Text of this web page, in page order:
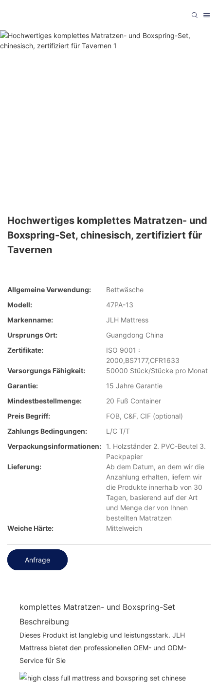
Hochwertiges komplettes Matratzen- und
Boxspring-Set, chinesisch, zertifiziert für
Tavernen
Allgemeine Verwendung:
Bettwäsche
Modell:
47PA-13
Markenname:
JLH Mattress
Ursprungs Ort:
Guangdong China
Zertifikate:
ISO 9001 :
2000,BS7177,CFR1633
Versorgungs Fähigkeit:
50000 Stück/Stücke pro Monat
Garantie:
15 Jahre Garantie
Mindestbestellmenge:
20 Fuß Container
Preis Begriff:
FOB, C&F, CIF (optional)
Zahlungs Bedingungen:
L/C T/T
Verpackungsinformationen:
1. Holzständer 2. PVC-Beutel 3.
Packpapier
Lieferung:
Ab dem Datum, an dem wir die
Anzahlung erhalten, liefern wir
die Produkte innerhalb von 30
Tagen, basierend auf der Art
und Menge der von Ihnen
bestellten Matratzen
Weiche Härte:
Mittelweich
Anfrage
komplettes Matratzen- und Boxspring-Set
Beschreibung
Dieses Produkt ist langlebig und leistungsstark. JLH
Mattress bietet den professionellen OEM- und ODM-
Service für Sie